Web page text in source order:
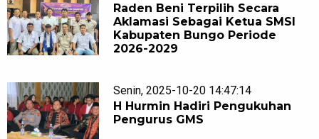
Raden Beni Terpilih Secara
Aklamasi Sebagai Ketua SMSI
Kabupaten Bungo Periode
2026-2029
Senin, 2025-10-20 14:47:14
H Hurmin Hadiri Pengukuhan
Pengurus GMS